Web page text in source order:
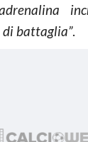
battaglia”.